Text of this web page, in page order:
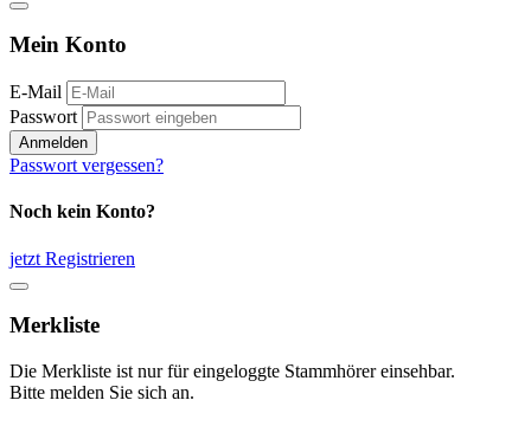
Mein Konto
E-Mail
Passwort
Anmelden
Passwort vergessen?
Noch kein Konto?
jetzt Registrieren
Merkliste
Die Merkliste ist nur für eingeloggte Stammhörer einsehbar.
Bitte melden Sie sich an.